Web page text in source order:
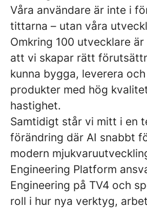
Våra användare är inte i
tittarna – utan våra
Omkring 100 utvecklare
att vi skapar rätt
kunna bygga, leverera
produkter med hög
hastighet.
Samtidigt står vi mitt i en
förändring där AI snabbt
modern
Engineering Platform
Engineering på TV4 och
roll i hur nya verktyg,